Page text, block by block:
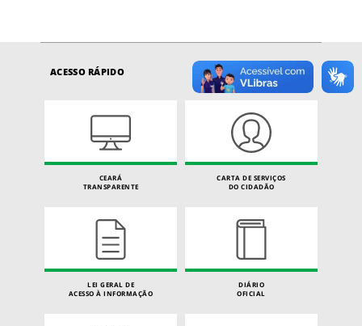
ACESSO RÁPIDO
CEARÁ
TRANSPARENTE
CARTA DE SERVIÇOS
DO CIDADÃO
LEI GERAL DE
ACESSO À INFORMAÇÃO
DIÁRIO
OFICIAL